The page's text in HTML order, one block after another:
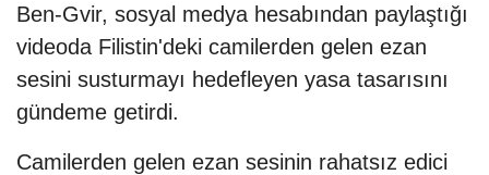
Ben-Gvir, sosyal medya hesabından paylaştığı
videoda Filistin'deki camilerden gelen ezan
sesini susturmayı hedefleyen yasa tasarısını
gündeme getirdi.
Camilerden gelen ezan sesinin rahatsız edici